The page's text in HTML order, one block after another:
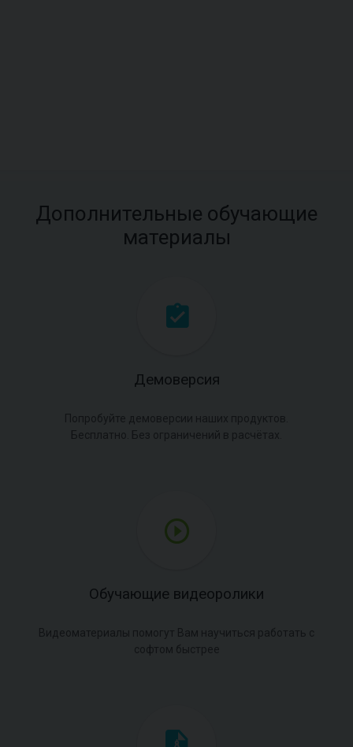
Дополнительные обучающие
материалы
Демоверсия
Попробуйте демоверсии наших продуктов.
Бесплатно. Без ограничений в расчётах.
Обучающие видеоролики
Видеоматериалы помогут Вам научиться работать с
софтом быстрее